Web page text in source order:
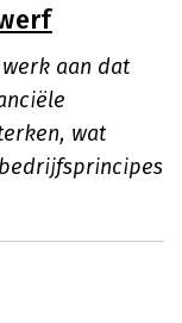
aan dat
wat